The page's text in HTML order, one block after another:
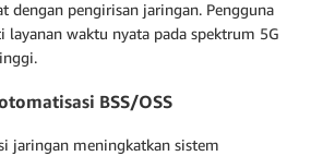
dengan pengirisan jaringan. Pengguna
layanan waktu nyata pada spektrum 5G
BSS/OSS
jaringan meningkatkan sistem